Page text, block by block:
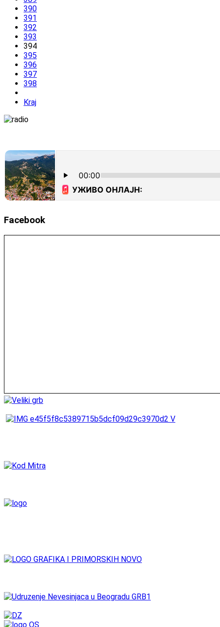
390
391
392
393
394
395
396
397
398
Kraj
Facebook